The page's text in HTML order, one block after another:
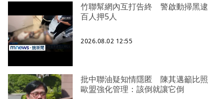
竹聯幫網內互打告終 警啟動掃黑逮
百人押5人
2026.08.02 12:55
批中聯油疑知情隱匿 陳其邁籲比照
歐盟強化管理：該倒就讓它倒